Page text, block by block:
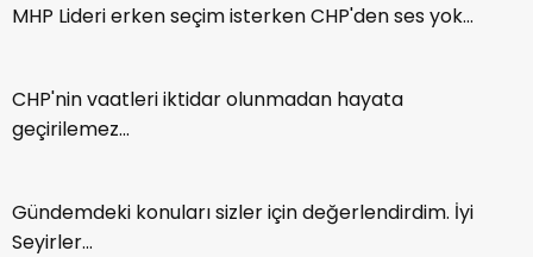
MHP Lideri erken seçim isterken CHP'den ses yok...
CHP'nin vaatleri iktidar olunmadan hayata
geçirilemez...
Gündemdeki konuları sizler için değerlendirdim. İyi
Seyirler...